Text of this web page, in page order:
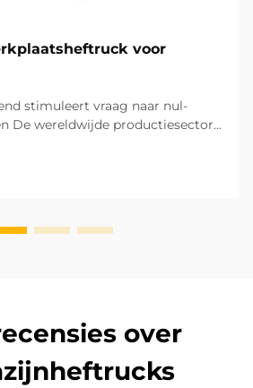
voor
stimuleert vraag naar nul-
De wereldwijde productiesector
De resterende logistieke
zijn cruciaal voor het bereiken
over